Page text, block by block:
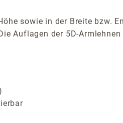
sowie in der Breite bzw.
Auflagen der 5D-